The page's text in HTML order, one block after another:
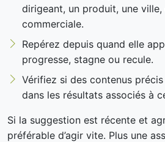
dirigeant, un produit, une ville,
commerciale.
Repérez depuis quand elle
progresse, stagne ou recule.
Vérifiez si des contenus
dans les résultats associés à
Si la suggestion est récente et
préférable d’agir vite. Plus une